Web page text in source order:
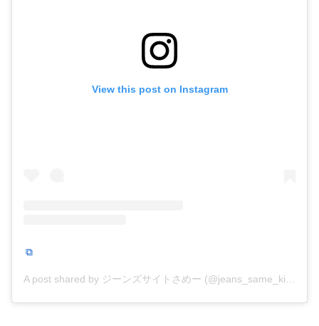
View this post on Instagram